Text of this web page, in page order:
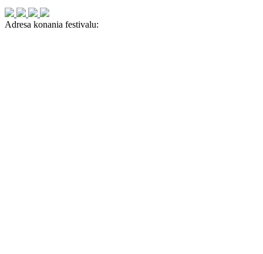
Adresa konania festivalu: